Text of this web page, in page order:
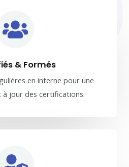
& Formés
en interne pour une
jour des certifications.